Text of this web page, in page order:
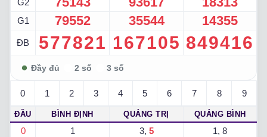
G2
G1 79552 35544 14355
ĐB 577821 167105 849416
0 1 2 3 4 5 6 7 8 9
ĐẦU BÌNH ĐỊNH QUẢNG TRỊ QUẢNG BÌNH
0 1 3, 5
1, 8